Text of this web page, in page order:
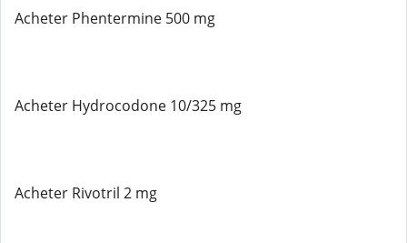
Acheter Phentermine 500 mg
Acheter Hydrocodone 10/325 mg
Acheter Rivotril 2 mg